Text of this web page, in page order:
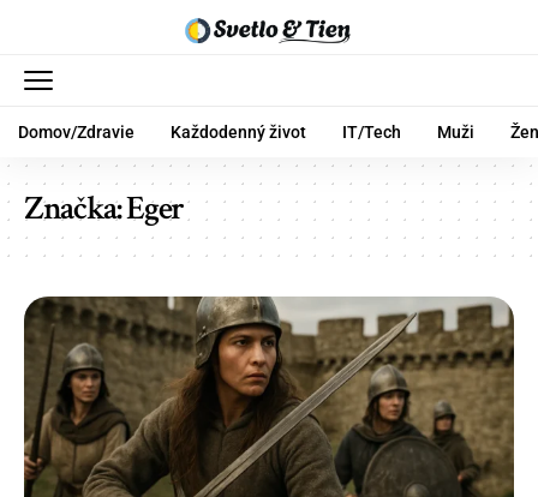
Domov/Zdravie Každodenný život IT/Tech Muži
Značka:Eger